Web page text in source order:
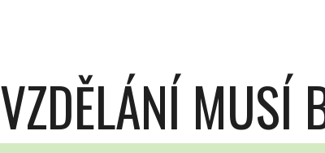
VZDĚLÁNÍ MUSÍ